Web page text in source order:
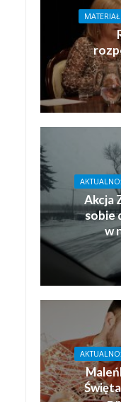
Akcja
sobie
w